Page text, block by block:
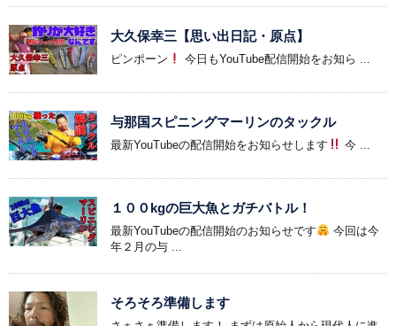
大久保幸三【思い出日記・原点】
ピンポーン 今日もYouTube配信開始をお知ら ...
与那国スピニングマーリンのタックル
最新YouTubeの配信開始をお知らせします 今 ...
１００kgの巨大魚とガチバトル！
最新YouTubeの配信開始のお知らせです
今回は今
年２月の与 ...
そろそろ準備します